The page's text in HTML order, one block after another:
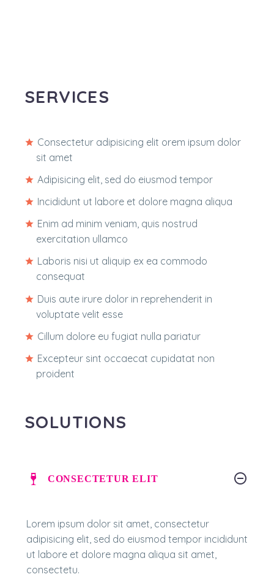
SERVICES
Consectetur adipisicing elit orem ipsum dolor
sit amet
Adipisicing elit, sed do eiusmod tempor
Incididunt ut labore et dolore magna aliqua
Enim ad minim veniam, quis nostrud
exercitation ullamco
Laboris nisi ut aliquip ex ea commodo
consequat
Duis aute irure dolor in reprehenderit in
voluptate velit esse
Cillum dolore eu fugiat nulla pariatur
Excepteur sint occaecat cupidatat non
proident
SOLUTIONS
CONSECTETUR ELIT
Lorem ipsum dolor sit amet, consectetur
adipisicing elit, sed do eiusmod tempor incididunt
ut labore et dolore magna aliqua sit amet,
consectetu.